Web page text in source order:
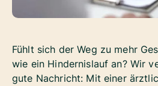
Fühlt sich der Weg zu mehr
wie ein Hindernislauf an? Wir
gute Nachricht: Mit einer